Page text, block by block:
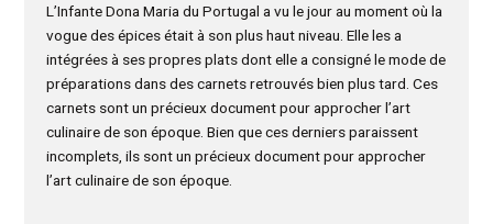
L’Infante Dona Maria du Portugal a vu le jour au moment où la
vogue des épices était à son plus haut niveau. Elle les a
intégrées à ses propres plats dont elle a consigné le mode de
préparations dans des carnets retrouvés bien plus tard. Ces
carnets sont un précieux document pour approcher l’art
culinaire de son époque. Bien que ces derniers paraissent
incomplets, ils sont un précieux document pour approcher
l’art culinaire de son époque.